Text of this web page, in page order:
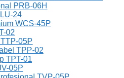
PRB-06H
24
WCS-45P
02
05P
TPP-02
TPT-01
05P